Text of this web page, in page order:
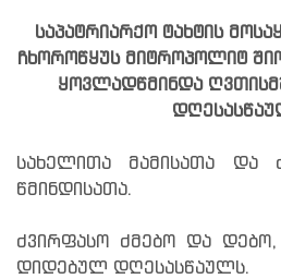
საპატრიარქო ტახტის
ჩხოროწყუს მიტროპოლიტ
ყოვლადწმინდა
სახელითა მამისათა და
წმინდისათა.
ძვირფასო ძმებო და
დიდებულ დღესასწაულს.